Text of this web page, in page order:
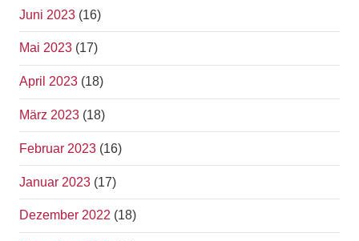
Juni 2023 (16)
Mai 2023 (17)
April 2023 (18)
März 2023 (18)
Februar 2023 (16)
Januar 2023 (17)
Dezember 2022 (18)